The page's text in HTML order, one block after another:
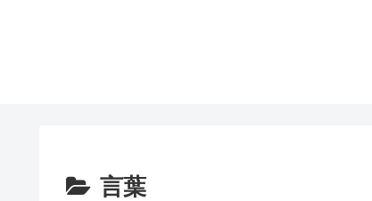
言葉